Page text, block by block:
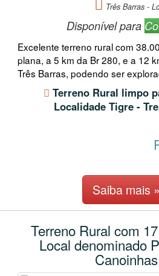
Três Barras -
Disponível para
Excelente terreno rural com
plana, a 5 km da Br 280, e a 12
Três Barras, podendo ser
Terreno Rural limpo
Localidade Tigre -
Saiba mais »
Terreno Rural com
Local denominado
Canoinhas